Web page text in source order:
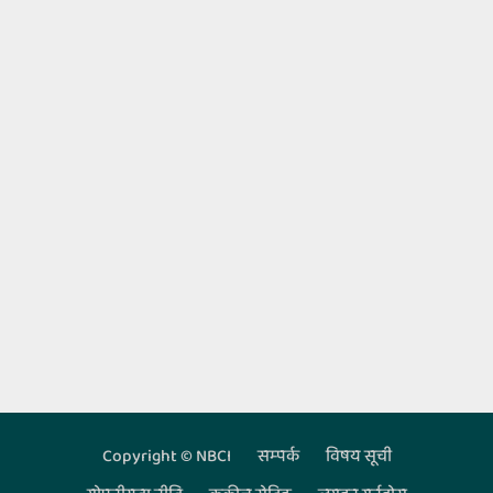
Copyright © NBCI सम्‍पर्क
विषय सूची